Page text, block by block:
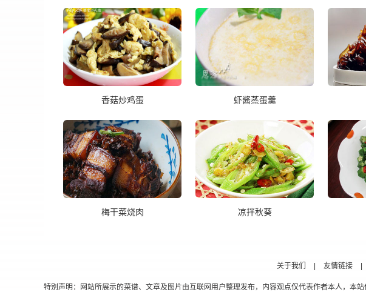
香菇炒鸡蛋 虾酱蒸蛋羹
梅干菜烧肉 凉拌秋葵
关于我们 友情链接
特别声明：网站所展示的菜谱、文章及图片由互联网用户整理发布，内容观点仅代表作者本人，本